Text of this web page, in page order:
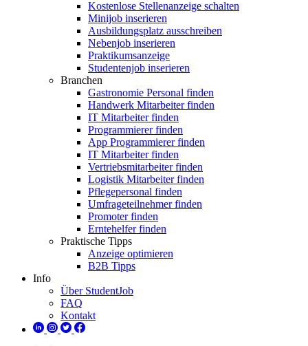
Kostenlose Stellenanzeige schalten
Minijob inserieren
Ausbildungsplatz ausschreiben
Nebenjob inserieren
Praktikumsanzeige
Studentenjob inserieren
Branchen
Gastronomie Personal finden
Handwerk Mitarbeiter finden
IT Mitarbeiter finden
Programmierer finden
App Programmierer finden
IT Mitarbeiter finden
Vertriebsmitarbeiter finden
Logistik Mitarbeiter finden
Pflegepersonal finden
Umfrageteilnehmer finden
Promoter finden
Erntehelfer finden
Praktische Tipps
Anzeige optimieren
B2B Tipps
Info
Über StudentJob
FAQ
Kontakt